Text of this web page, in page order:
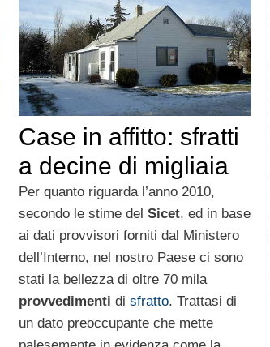
Case in affitto: sfratti
a decine di migliaia
Per quanto riguarda l’anno 2010,
secondo le stime del Sicet, ed in base
ai dati provvisori forniti dal Ministero
dell’Interno, nel nostro Paese ci sono
stati la bellezza di oltre 70 mila
provvedimenti di sfratto. Trattasi di
un dato preoccupante che mette